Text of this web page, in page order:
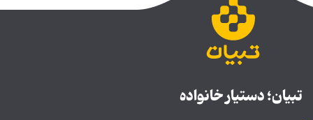
تبیان؛ دستیار خانواده